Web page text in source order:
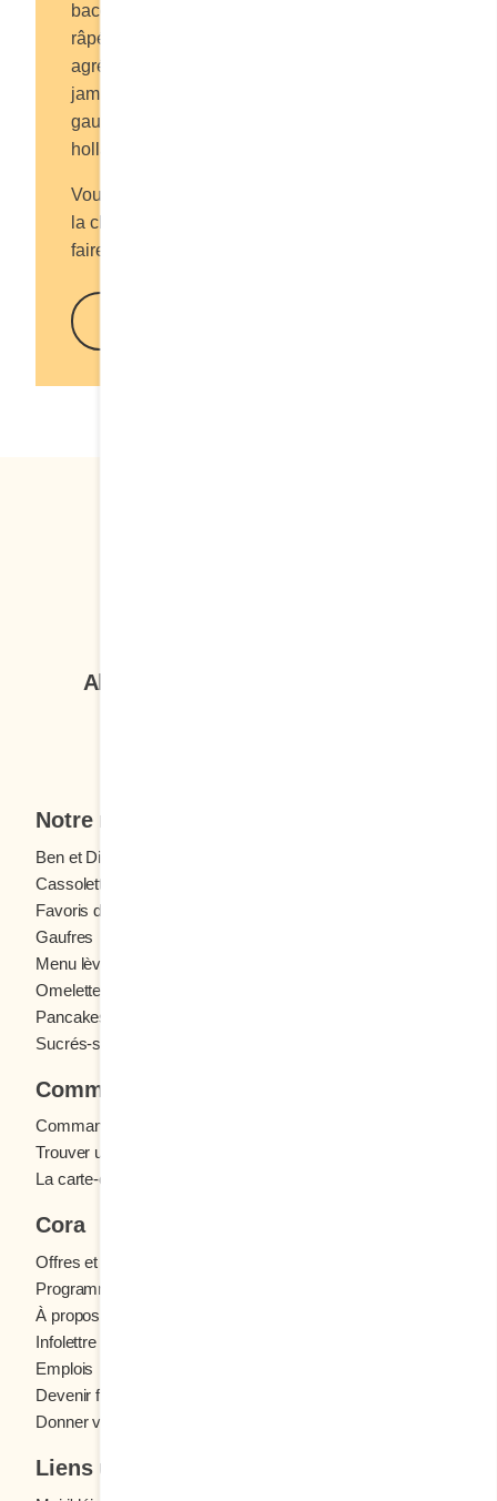
bacon, du fromage cheddar et de la pomme
râpée avant de les cuire. Pour vos gaufres,
agrémentez votre mélange de petits cubes de
jambon et de fromage Suisse. Une fois la
gaufre cuite, nappez-la d’une sauce
hollandaise. Bon appétit !
Vous pouvez communiquer avec le service à
la clientèle au 1 866 533-8431 pour nous
faire part de vos commentaires.
Abonnez-vous à notre infolettre
Notre menu
Ben et Dictine
Cassolettes
Favoris des ados
Gaufres
Menu lève-tôt
Omelettes et Crêpomelettes
Pancakes
Sucrés-salés
Commander
Commande en ligne
Trouver un restaurant
La carte-cadeau Cora
Cora
Offres et concours
Programme fidélité Cora
À propos des restaurants Cora
Infolettre Cora
Emplois
Devenir franchisé
Donner votre avis
Liens utiles